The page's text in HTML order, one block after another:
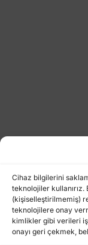
Cihaz bilgilerini
teknolojiler
(kişiselleştirilmemiş)
teknolojilere onay
kimlikler gibi verileri
onayı geri çekmek,